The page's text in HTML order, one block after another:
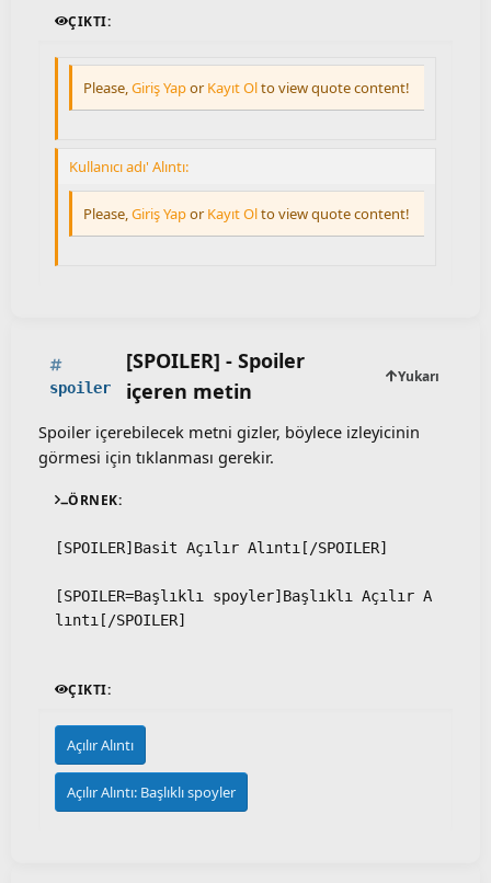
ÇIKTI:
Please,Giriş Yapor Kayıt Olto view quote content!
Kullanıcı adı' Alıntı:
Please,Giriş Yapor Kayıt Olto view quote content!
spoiler
[SPOILER] - Spoiler
içeren metin
Yukarı
Spoiler içerebilecek metni gizler, böylece izleyicinin
görmesi için tıklanması gerekir.
ÖRNEK:
[SPOILER]Basit Açılır Alıntı[/SPOILER]
[SPOILER=Başlıklı spoyler]Başlıklı Açılır A
lıntı[/SPOILER]
ÇIKTI:
Açılır Alıntı
Açılır Alıntı: Başlıklı spoyler